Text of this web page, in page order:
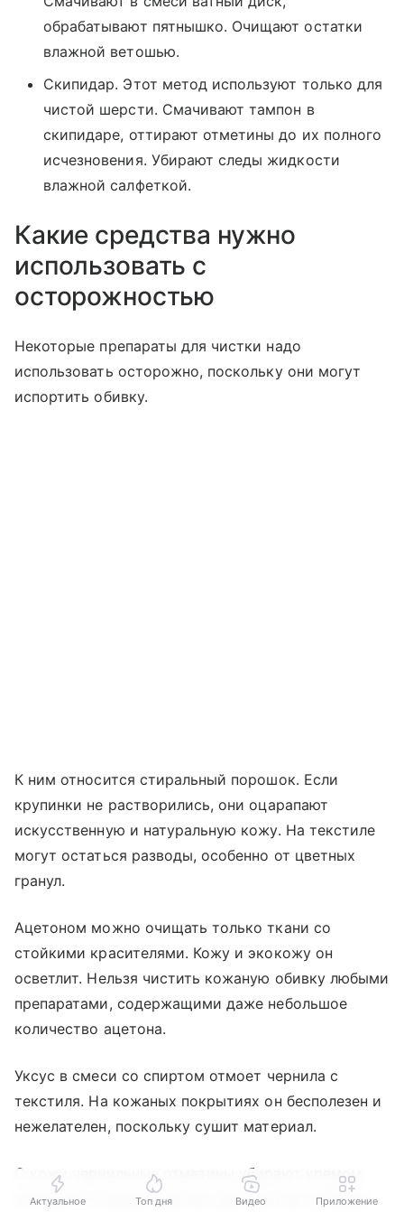
обрабатывают пятнышко. Очищают остатки
влажной ветошью.
Скипидар. Этот метод используют только для
чистой шерсти. Смачивают тампон в
скипидаре, оттирают отметины до их полного
исчезновения. Убирают следы жидкости
влажной салфеткой.
Какие средства нужно
использовать с
осторожностью
Некоторые препараты для чистки надо
использовать осторожно, поскольку они могут
испортить обивку.
К ним относится стиральный порошок. Если
крупинки не растворились, они оцарапают
искусственную и натуральную кожу. На текстиле
могут остаться разводы, особенно от цветных
гранул.
Ацетоном можно очищать только ткани со
стойкими красителями. Кожу и экокожу он
осветлит. Нельзя чистить кожаную обивку любыми
препаратами, содержащими даже небольшое
количество ацетона.
Уксус в смеси со спиртом отмоет чернила с
текстиля. На кожаных покрытиях он бесполезен и
нежелателен, поскольку сушит материал.
С кожи чернильные отметины убирают кремом
или растительным маслом. Для светлых и белых
Актуальное Топ дня Видео Приложение